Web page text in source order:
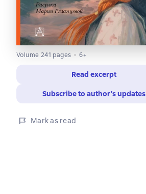
Volume 241 pages 6+
Read excerpt
Subscribe to author’s updates
Mark as read